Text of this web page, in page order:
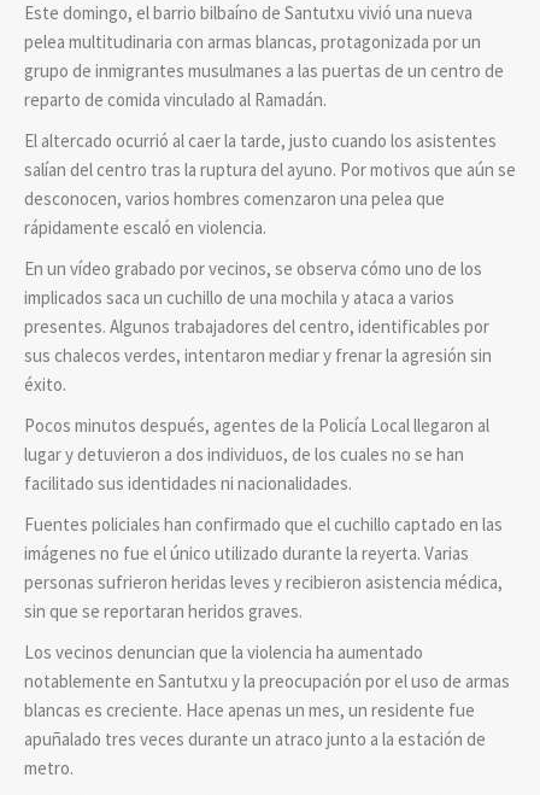
Este domingo, el barrio bilbaíno de Santutxu vivió una nueva
pelea multitudinaria con armas blancas, protagonizada por un
grupo de inmigrantes musulmanes a las puertas de un centro de
reparto de comida vinculado al Ramadán.
El altercado ocurrió al caer la tarde, justo cuando los asistentes
salían del centro tras la ruptura del ayuno. Por motivos que aún se
desconocen, varios hombres comenzaron una pelea que
rápidamente escaló en violencia.
En un vídeo grabado por vecinos, se observa cómo uno de los
implicados saca un cuchillo de una mochila y ataca a varios
presentes. Algunos trabajadores del centro, identificables por
sus chalecos verdes, intentaron mediar y frenar la agresión sin
éxito.
Pocos minutos después, agentes de la Policía Local llegaron al
lugar y detuvieron a dos individuos, de los cuales no se han
facilitado sus identidades ni nacionalidades.
Fuentes policiales han confirmado que el cuchillo captado en las
imágenes no fue el único utilizado durante la reyerta. Varias
personas sufrieron heridas leves y recibieron asistencia médica,
sin que se reportaran heridos graves.
Los vecinos denuncian que la violencia ha aumentado
notablemente en Santutxu y la preocupación por el uso de armas
blancas es creciente. Hace apenas un mes, un residente fue
apuñalado tres veces durante un atraco junto a la estación de
metro.